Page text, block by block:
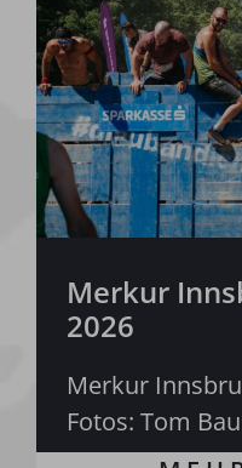
Merkur
2026
Merkur
Fotos: Tom